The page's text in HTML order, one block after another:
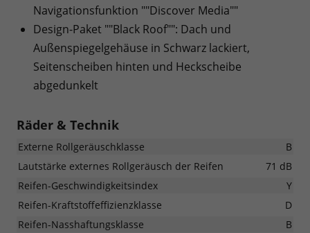
Navigationsfunktion ""Discover Media""
Design-Paket ""Black Roof"": Dach und
Außenspiegelgehäuse in Schwarz lackiert,
Seitenscheiben hinten und Heckscheibe
abgedunkelt
Räder & Technik
Externe Rollgeräuschklasse
B
Lautstärke externes Rollgeräusch der Reifen
71 dB
Reifen-Geschwindigkeitsindex
Y
Reifen-Kraftstoffeffizienzklasse
D
Reifen-Nasshaftungsklasse
B